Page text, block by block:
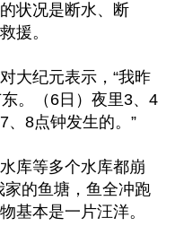
状况是断水、断
援。
大纪元表示，“我昨
。（6日）夜里3、4
、8点钟发生的。”
库等多个水库都崩
家的鱼塘，鱼全冲跑
基本是一片汪洋。